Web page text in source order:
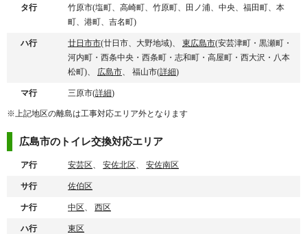
タ行
竹原市(塩町、高崎町、竹原町、田ノ浦、中央、福田町、本
町、港町、吉名町)
ハ行 廿日市市(廿日市、大野地域)、 東広島市(安芸津町・黒瀬町・
河内町・西条中央・西条町・志和町・高屋町・西大沢・八本
松町)、 広島市、 福山市(詳細)
マ行 三原市(詳細)
※上記地区の離島は工事対応エリア外となります
広島市のトイレ交換対応エリア
ア行 安芸区、 安佐北区、 安佐南区
サ行 佐伯区
ナ行 中区、 西区
ハ行 東区